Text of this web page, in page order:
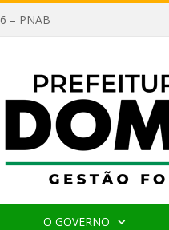
– PNAB
O GOVERNO